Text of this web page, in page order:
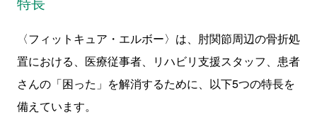
〈フィットキュア・エルボー〉は、肘関節周辺の骨折処
置における、医療従事者、リハビリ支援スタッフ、患者
さんの「困った」を解消するために、以下5つの特長を
備えています。